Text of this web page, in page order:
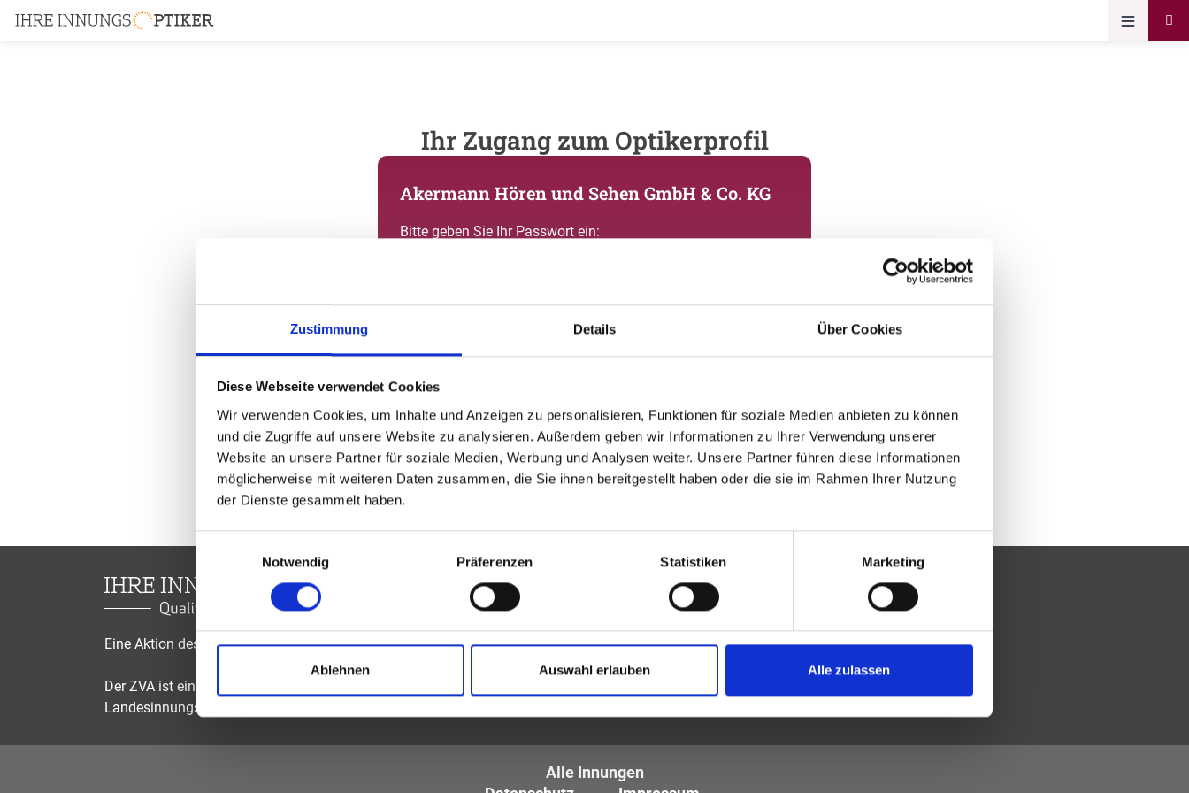
Zustimmung Details Über Cookies
Diese Webseite verwendet Cookies
Wir verwenden Cookies, um Inhalte und Anzeigen zu personalisieren, Funktionen für soziale Medien anbieten zu können
und die Zugriffe auf unsere Website zu analysieren. Außerdem geben wir Informationen zu Ihrer Verwendung unserer
Website an unsere Partner für soziale Medien, Werbung und Analysen weiter. Unsere Partner führen diese Informationen
möglicherweise mit weiteren Daten zusammen, die Sie ihnen bereitgestellt haben oder die sie im Rahmen Ihrer Nutzung
der Dienste gesammelt haben.
Notwendig
Präferenzen Statistiken Marketing
Ablehnen Auswahl erlauben Alle zulassen
Ihr Zugang zum Optikerprofil
Akermann Hören und Sehen GmbH & Co. KG
Bitte geben Sie Ihr Passwort ein:
Sie sind nicht Akermann Hören und Sehen GmbH & Co. KG? Zur
Eine Aktion des Zentralverbandes der Augenoptiker und Optometristen (ZVA)
Der ZVA ist ein Bundesinnungsverband, seine Mitglieder sind die
Landesinnungsverbände und Landesinnungen des Augenoptikerhandwerks.
Alle Innungen